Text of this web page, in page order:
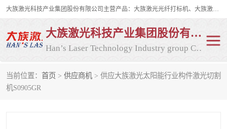
大族激光科技产业集团股份有限公司主营产品：大族激光光纤打标机、大族激光紫外打标机等，大族激光研发实力雄厚，公司拥有数百人的研发队伍，目前具有多项国际发明和国内、计算机软件着作权，多项核心技术处于国际成员之一水平，是世界上仅有的几家拥有"紫外激光"的公司之一。
大族激光科技产业集团股份有限公司
Han’s Laser Technology Industry group Co., Ltd
当前位置： 首页 > 供应商机 > 供应大族激光太阳能行业构件激光切割
机S0905GR
激光打标机